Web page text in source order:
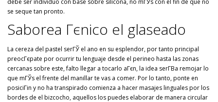
debe ser individuo con base sobre silicona, no mГЎs con el fin de que no
se seque tan pronto.
Saborea Гєnico el glaseado
La cereza del pastel serГЎ el ano en su esplendor, por tanto principal
preocГєpate por ocurrir tu lenguaje desde el perineo hasta las zonas
cercanas sobre este, falto llegar a tocarlo aГєn, la idea serГ­В­a remojar lo
que mГЎs el frente del manillar te vas a comer. Por lo tanto, ponte en
posiciГіn y no ha transpirado comienza a hacer masajes linguales por los
bordes de el bizcocho, aquellos los puedes elaborar de manera circular